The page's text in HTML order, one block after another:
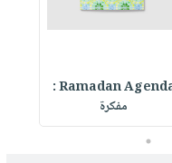
Ramadan Agenda :
مفكرة
5